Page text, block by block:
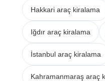
Hakkari araç kiralama
Iğdır araç kiralama
İstanbul araç kiralama
Kahramanmaraş araç